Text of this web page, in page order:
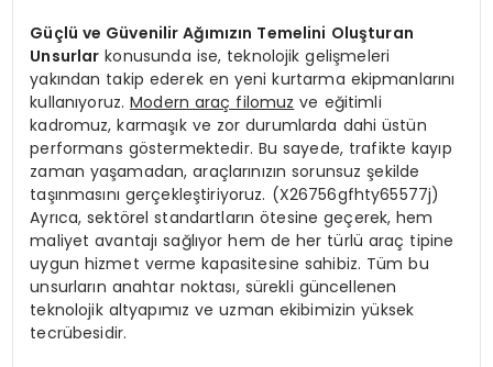
Güçlü ve Güvenilir Ağımızın Temelini Oluşturan
Unsurlar konusunda ise, teknolojik gelişmeleri
yakından takip ederek en yeni kurtarma ekipmanlarını
kullanıyoruz.Modern araç filomuz ve eğitimli
kadromuz, karmaşık ve zor durumlarda dahi üstün
performans göstermektedir. Bu sayede, trafikte kayıp
zaman yaşamadan, araçlarınızın sorunsuz şekilde
taşınmasını gerçekleştiriyoruz. (X26756gfhty65577j)
Ayrıca, sektörel standartların ötesine geçerek, hem
maliyet avantajı sağlıyor hem de her türlü araç tipine
uygun hizmet verme kapasitesine sahibiz. Tüm bu
unsurların anahtar noktası, sürekli güncellenen
teknolojik altyapımız ve uzman ekibimizin yüksek
tecrübesidir.